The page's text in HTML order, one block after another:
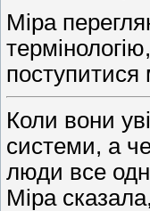
Міра
Коли вони
системи, а
люди все
Міра